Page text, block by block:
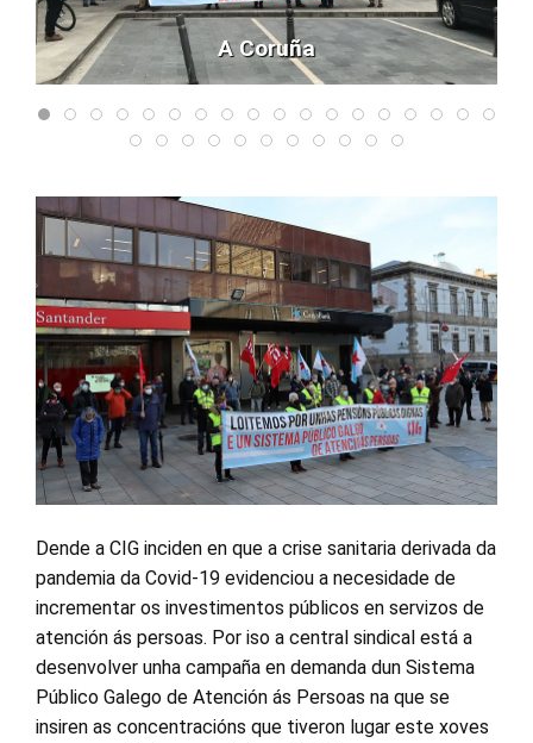
A Coruña
Dende a CIG inciden en que a crise sanitaria derivada da
pandemia da Covid-19 evidenciou a necesidade de
incrementar os investimentos públicos en servizos de
atención ás persoas. Por iso a central sindical está a
desenvolver unha campaña en demanda dun Sistema
Público Galego de Atención ás Persoas na que se
insiren as concentracións que tiveron lugar este xoves